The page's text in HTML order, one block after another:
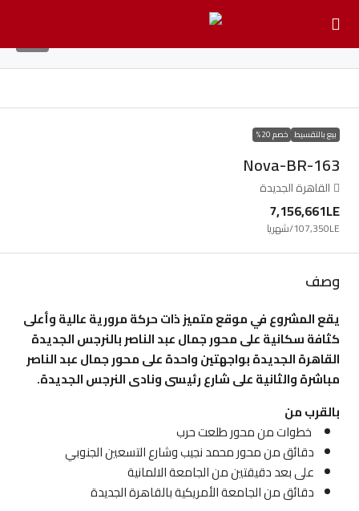
بيع بالتقسيط خصم 20%
Nova-BR-163
القاهرة الجديدة
7,156,661LE
107,350LE/شهريا
وصف
يقع المشروع في موقع متميز ذات حركة مرورية عالية وأعلى
كثافة سكانية على محور جمال عبد الناصر بالنرجس الجديدة
القاهرة الجديدة بواجهتين واحدة على محور جمال عبد الناصر
مباشرة والثانية على شارع رئيسى ونادى النرجس الجديدة.
بالقرب من
خطوات من محور طلعت حرب
دقائق من محور محمد نجيب وشارع التسعين الجنوبي
على بعد دقيقتين من الجامعة الالمانية
دقائق من الجامعة الأمريكية بالقاهرة الجديدة